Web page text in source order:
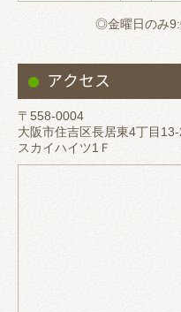
◎金曜日のみ
アクセス
〒558-0004
大阪市住吉区長居東4丁目
スカイハイツ1Ｆ